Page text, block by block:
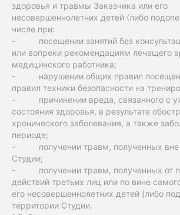
здоровья и травмы Заказчика или его
несовершеннолетних детей (либо
числе при:
- посещении занятий без
или вопреки рекомендациям лечащего
медицинского работника;
- нарушении общих правил
правил техники безопасности на
- причинении вреда, связанного с
состояния здоровья, в результате
хронического заболевания, а также
периоде;
- получении травм, полученных вне
Студии;
- получении травм, полученных от
действий третьих лиц или по вине
его несовершеннолетних детей (либо
территории Студии.